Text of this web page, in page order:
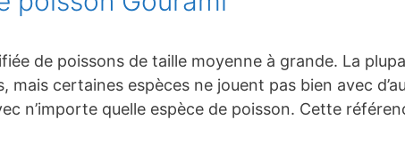
de poissons de taille moyenne à grande. La
mais certaines espèces ne jouent pas bien avec
n’importe quelle espèce de poisson. Cette